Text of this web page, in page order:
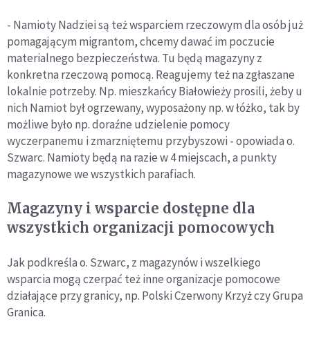
- Namioty Nadziei są też wsparciem rzeczowym dla osób już
pomagającym migrantom, chcemy dawać im poczucie
materialnego bezpieczeństwa. Tu będą magazyny z
konkretna rzeczową pomocą. Reagujemy też na zgłaszane
lokalnie potrzeby. Np. mieszkańcy Białowieży prosili, żeby u
nich Namiot był ogrzewany, wyposażony np. w łóżko, tak by
możliwe było np. doraźne udzielenie pomocy
wyczerpanemu i zmarzniętemu przybyszowi - opowiada o.
Szwarc. Namioty będą na razie w 4 miejscach, a punkty
magazynowe we wszystkich parafiach.
Magazyny i wsparcie dostępne dla
wszystkich organizacji pomocowych
Jak podkreśla o. Szwarc, z magazynów i wszelkiego
wsparcia mogą czerpać też inne organizacje pomocowe
działające przy granicy, np. Polski Czerwony Krzyż czy Grupa
Granica.